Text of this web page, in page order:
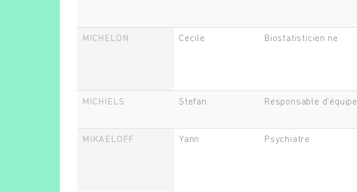
MICHELON Cecile
Biostatisticien.ne
MICHIELS Stefan Responsable d'équipe
MIKAELOFF Yann Psychiatre